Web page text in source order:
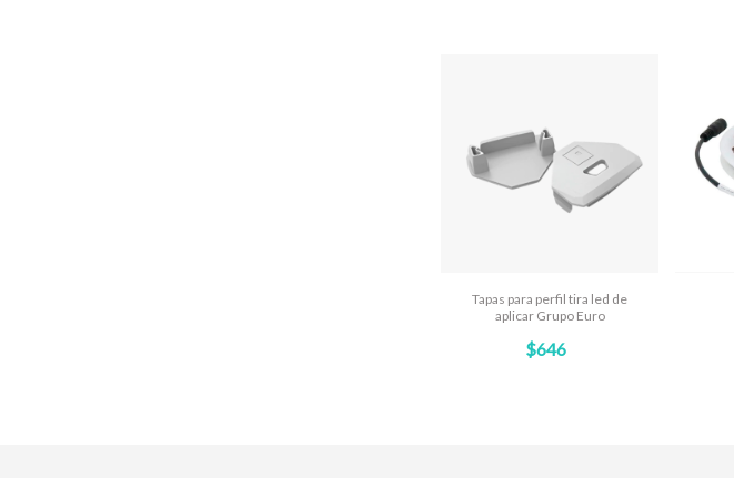
Tapas para perfil tira led de
aplicar Grupo Euro
$646